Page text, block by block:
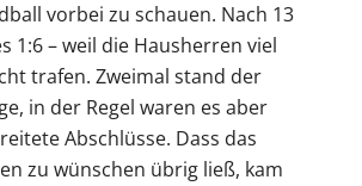
vorbei zu schauen. Nach 13
1:6 – weil die Hausherren viel
trafen. Zweimal stand der
in der Regel waren es aber
Abschlüsse. Dass das
zu wünschen übrig ließ, kam